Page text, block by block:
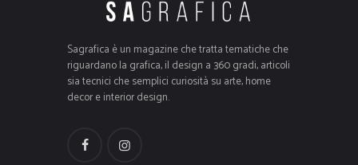
Sagrafica è un magazine che tratta tematiche che
riguardano la grafica, il design a 360 gradi, articoli
sia tecnici che semplici curiosità su arte, home
decor e interior design.